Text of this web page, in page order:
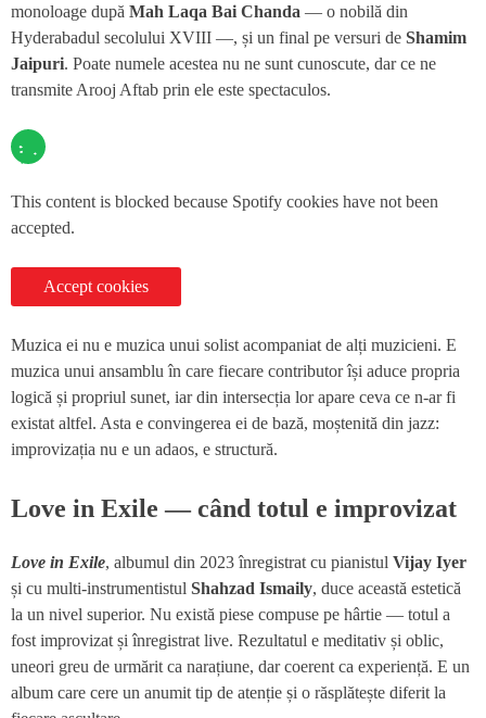
monoloage după Mah Laqa Bai Chanda — o nobilă din
Hyderabadul secolului XVIII —, și un final pe versuri de Shamim
Jaipuri. Poate numele acestea nu ne sunt cunoscute, dar ce ne
transmite Arooj Aftab prin ele este spectaculos.
This content is blocked because Spotify cookies have not been
accepted.
Accept cookies
Muzica ei nu e muzica unui solist acompaniat de alți muzicieni. E
muzica unui ansamblu în care fiecare contributor își aduce propria
logică și propriul sunet, iar din intersecția lor apare ceva ce n-ar fi
existat altfel. Asta e convingerea ei de bază, moștenită din jazz:
improvizația nu e un adaos, e structură.
Love in Exile — când totul e improvizat
Love in Exile, albumul din 2023 înregistrat cu pianistul Vijay Iyer
și cu multi-instrumentistul Shahzad Ismaily, duce această estetică
la un nivel superior. Nu există piese compuse pe hârtie — totul a
fost improvizat și înregistrat live. Rezultatul e meditativ și oblic,
uneori greu de urmărit ca narațiune, dar coerent ca experiență. E un
album care cere un anumit tip de atenție și o răsplătește diferit la